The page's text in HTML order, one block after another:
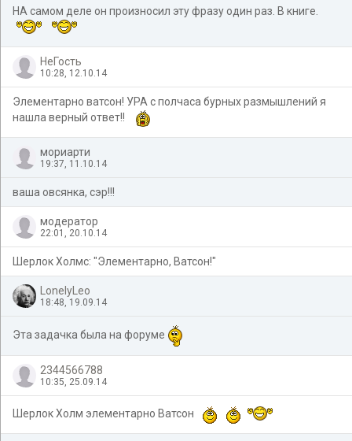
НА самом деле он произносил эту фразу один раз. В книге.
НеГость
10:28, 12.10.14
Элементарно ватсон! УРА с полчаса бурных размышлений я
нашла верный ответ!!
мориарти
19:37, 11.10.14
ваша овсянка, сэр!!!
модератор
22:01, 20.10.14
Шерлок Холмс: "Элементарно, Ватсон!"
LonelyLeo
18:48, 19.09.14
Эта задачка была на форуме
2344566788
10:35, 25.09.14
Шерлок Холм элементарно Ватсон